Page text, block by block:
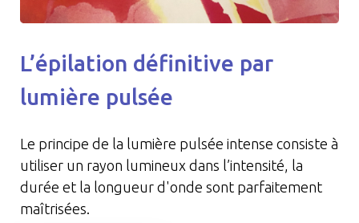
L’épilation définitive par
lumière pulsée
Le principe de la lumière pulsée intense consiste à
utiliser un rayon lumineux dans l’intensité, la
durée et la longueur d'onde sont parfaitement
maîtrisées.